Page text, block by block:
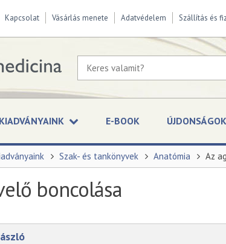
Kapcsolat Vásárlás menete Adatvédelem Szállítás és
KIADVÁNYAINK E-BOOK ÚJDONSÁGOK
Szak- és tankönyvek Anatómia Az
boncolása